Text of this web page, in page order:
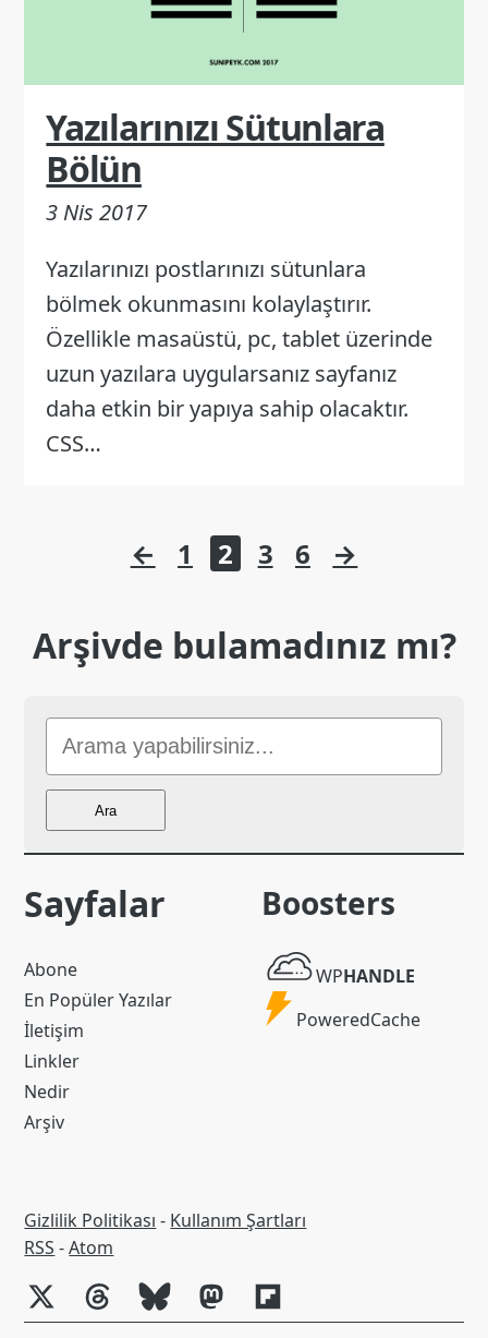
Yazılarınızı Sütunlara
Bölün
3 Nis 2017
Yazılarınızı postlarınızı sütunlara
bölmek okunmasını kolaylaştırır.
Özellikle masaüstü, pc, tablet üzerinde
uzun yazılara uygularsanız sayfanız
daha etkin bir yapıya sahip olacaktır.
CSS…
← 1 2 3 6 →
Arşivde bulamadınız mı?
Sitede
Ara
Ara
Sayfalar
Abone
En Popüler Yazılar
İletişim
Linkler
Nedir
Arşiv
Boosters
WP
Handle
WPHANDLE
Powered
PoweredCache
Gizlilik Politikası - Kullanım Şartları
RSS
RSS -Atom